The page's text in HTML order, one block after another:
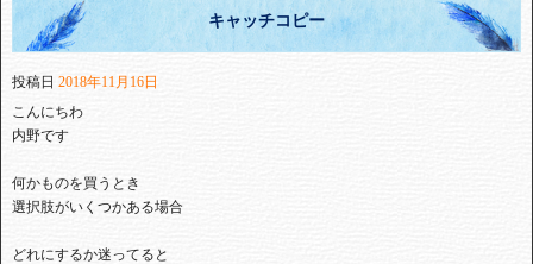
キャッチコピー
投稿日 2018年11月16日
こんにちわ
内野です
何かものを買うとき
選択肢がいくつかある場合
どれにするか迷ってると